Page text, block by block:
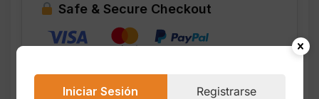
Safe & Secure Checkout
Iniciar Sesión Registrarse